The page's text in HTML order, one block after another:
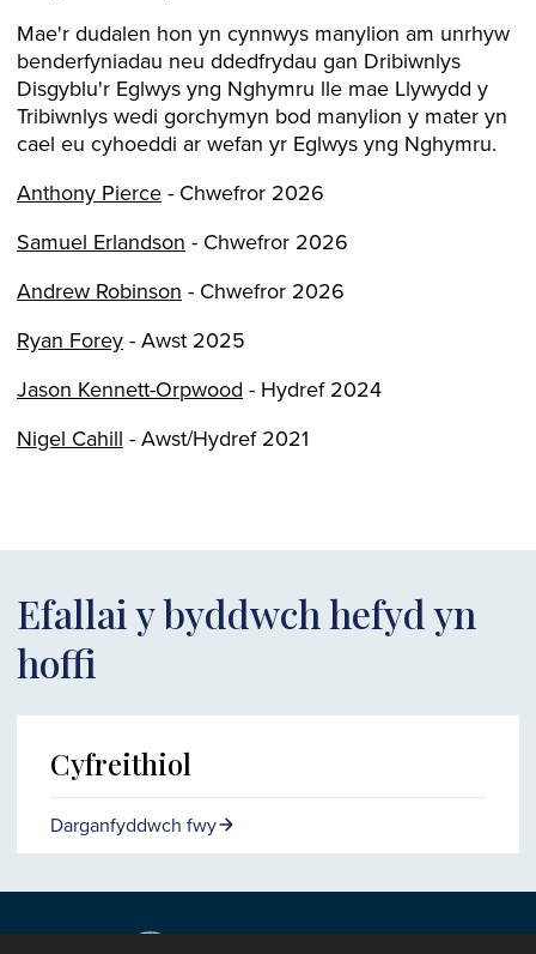
Mae'r dudalen hon yn cynnwys manylion am unrhyw
benderfyniadau neu ddedfrydau gan Dribiwnlys
Disgyblu'r Eglwys yng Nghymru lle mae Llywydd y
Tribiwnlys wedi gorchymyn bod manylion y mater yn
cael eu cyhoeddi ar wefan yr Eglwys yng Nghymru.
Anthony Pierce - Chwefror 2026
Samuel Erlandson - Chwefror 2026
Andrew Robinson - Chwefror 2026
Ryan Forey - Awst 2025
Jason Kennett-Orpwood - Hydref 2024
Nigel Cahill - Awst/Hydref 2021
Efallai y byddwch hefyd yn
hoffi
Cyfreithiol
Darganfyddwch fwy